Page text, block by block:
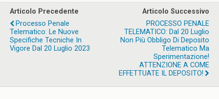
Articolo Precedente
Processo Penale
Telematico: Le Nuove
Specifiche Tecniche In
Vigore Dal 20 Luglio 2023
Articolo Successivo
PROCESSO PENALE
TELEMATICO: Dal 20 Luglio
Non Più Obbligo Di Deposito
Telematico Ma
Sperimentazione!
ATTENZIONE A COME
EFFETTUATE IL DEPOSITO!